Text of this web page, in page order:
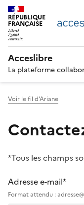
RÉPUBLIQUE
FRANÇAISE
Acceslibre
La plateforme
Voir le fil d'Ariane
*Tous les champs
Adresse e-mail*
Format attendu :